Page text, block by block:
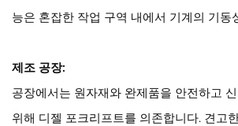
능은 혼잡한 작업 구역 내에서 기계의 기동
제조 공장:
공장에서는 원자재와 완제품을 안전하고
위해 디젤 포크리프트를 의존합니다. 견고